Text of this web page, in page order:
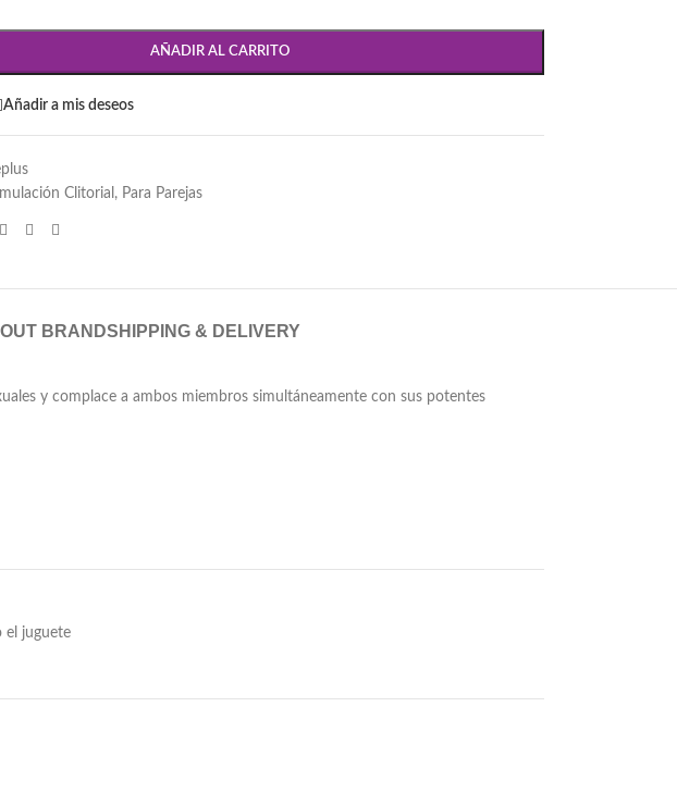
AÑADIR AL CARRITO
Añadir a mis deseos
Clitorial , Para Parejas
BRANDSHIPPING & DELIVERY
y complace a ambos miembros simultáneamente con sus potentes
el juguete